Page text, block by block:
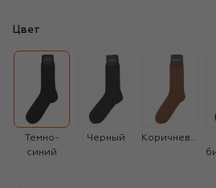
Цвет
Темно-
синий
Черный Коричневый